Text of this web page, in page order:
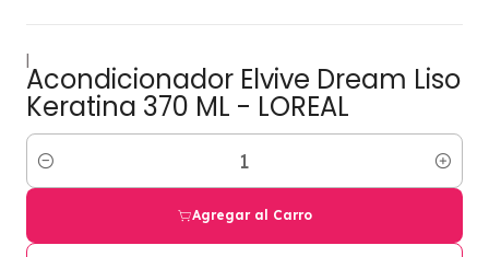
|
Acondicionador Elvive Dream Liso
Keratina 370 ML - LOREAL
Cantidad
Agregar al Carro